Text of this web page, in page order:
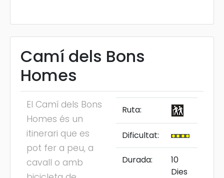
Camí dels Bons
Homes
El Camí dels Bons
Homes és un
itinerari que es
pot fer a peu, a
cavall o amb
Ruta:
Dificultat:
Durada:
10
Dies